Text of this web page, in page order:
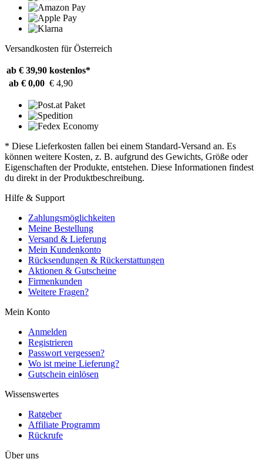
Versandkosten für Österreich
ab € 39,90 kostenlos*
ab € 0,00 € 4,90
* Diese Lieferkosten fallen bei einem Standard-Versand an. Es
können weitere Kosten, z. B. aufgrund des Gewichts, Größe oder
Eigenschaften der Produkte, entstehen. Diese Informationen findest
du direkt in der Produktbeschreibung.
Hilfe & Support
Zahlungsmöglichkeiten
Meine Bestellung
Versand & Lieferung
Mein Kundenkonto
Rücksendungen & Rückerstattungen
Aktionen & Gutscheine
Firmenkunden
Weitere Fragen?
Mein Konto
Anmelden
Registrieren
Passwort vergessen?
Wo ist meine Lieferung?
Gutschein einlösen
Wissenswertes
Ratgeber
Affiliate Programm
Rückrufe
Über uns